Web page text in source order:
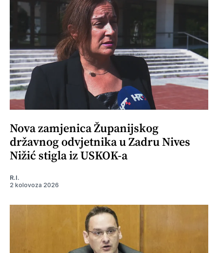
Nova zamjenica Županijskog
državnog odvjetnika u Zadru Nives
Nižić stigla iz USKOK-a
R.I.
2 kolovoza 2026